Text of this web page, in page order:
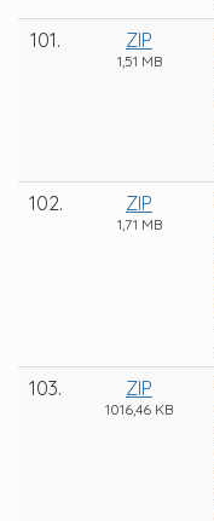
101. ZIP
1,51 MB
102. ZIP
1,71 MB
103. ZIP
1016,46 KB